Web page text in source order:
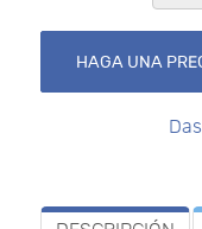
HAGA UNA